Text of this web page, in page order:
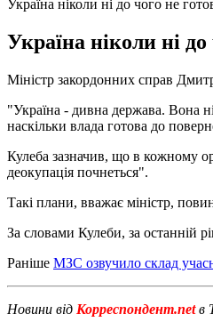
Україна ніколи ні до чого не
Україна ніколи ні
Міністр закордонних справ
"Україна - дивна держава. Вона
наскільки влада готова до
Кулеба зазначив, що в кожному
деокупація почнеться".
Такі плани, вважає міністр,
За словами Кулеби, за останній
Раніше МЗС озвучило склад
Новини від Корреспондент.netв